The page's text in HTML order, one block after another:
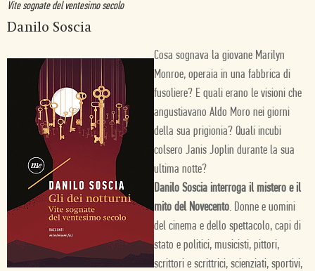
Vite sognate del ventesimo secolo
Danilo Soscia
Cosa sognava la giovane Marilyn
Monroe, operaia in una fabbrica di
fusoliere? E quali erano le visioni che
angustiavano Aldo Moro nei giorni
della sua prigionia? Quali incubi
colsero Janis Joplin durante la sua
ultima notte?
Danilo Soscia interroga il mistero e il
mito del Novecento. Donne e uomini
del cinema e dello spettacolo, capi di
stato e politici, musicisti, pittori,
scrittori e scrittrici, scienziati, sportivi,